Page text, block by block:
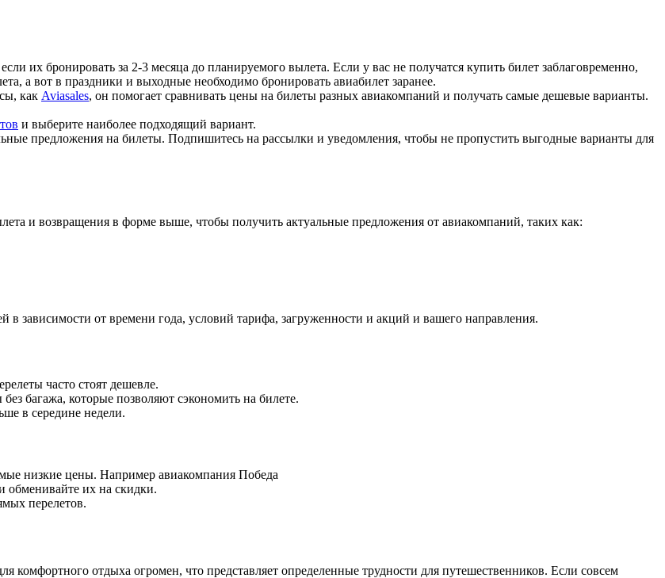
их бронировать за 2-3 месяца до планируемого вылета. Если у вас не получатся купить билет заблаговременно,
а вот в праздники и выходные необходимо бронировать авиабилет заранее.
как Aviasales, он помогает сравнивать цены на билеты разных авиакомпаний и получать самые дешевые варианты.
и выберите наиболее подходящий вариант.
предложения на билеты. Подпишитесь на рассылки и уведомления, чтобы не пропустить выгодные варианты для
и возвращения в форме выше, чтобы получить актуальные предложения от авиакомпаний, таких как:
в зависимости от времени года, условий тарифа, загруженности и акций и вашего направления.
часто стоят дешевле.
багажа, которые позволяют сэкономить на билете.
в середине недели.
низкие цены. Например авиакомпания Победа
обменивайте их на скидки.
перелетов.
отдыха огромен, что представляет определенные трудности для путешественников. Если совсем